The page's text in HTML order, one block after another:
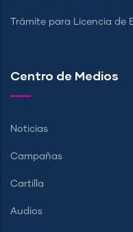
Trámite para Licencia de
Centro de Medios
Noticias
Campañas
Cartilla
Audios